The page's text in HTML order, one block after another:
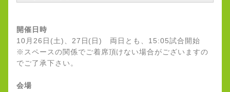
開催日時
10月26日(土)、27日(日) 両日とも、15:05試合開始
※スペースの関係でご着席頂けない場合がございますの
でご了承下さい。
会場